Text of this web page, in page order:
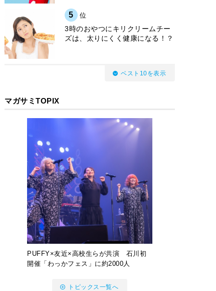
5 位
3時のおやつにキリクリームチー
ズは、太りにくく健康になる！？
ベスト10を表示
マガサミTOPIX
PUFFY×友近×高校生らが共演 石川初
開催「わっかフェス」に約2000人
トピックス一覧へ